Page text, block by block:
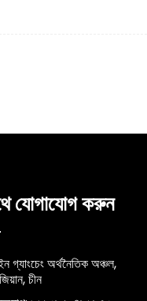
যোগাযোগ করুন
গ্যাংচেং অর্থনৈতিক অঞ্চল,
চীন